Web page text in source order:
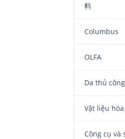
料
Columbus
OLFA
Da thủ
Vật liệu
Công cụ và